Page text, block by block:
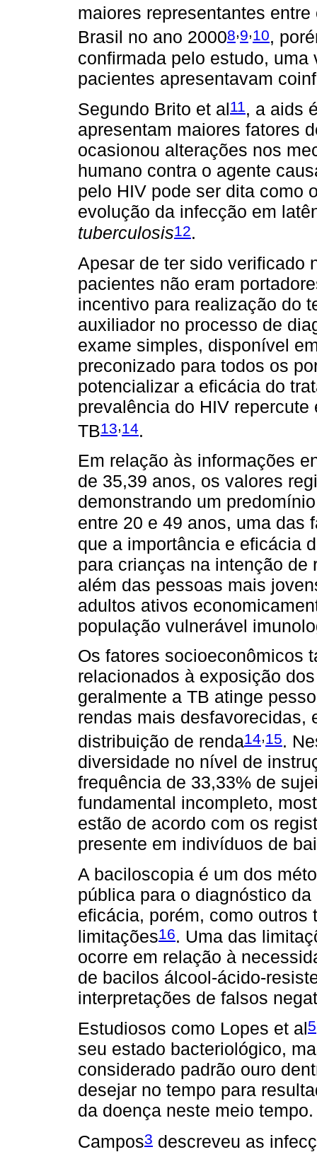
maiores representantes
Brasil no ano 20008,9,10,
confirmada pelo estudo,
pacientes apresentavam
Segundo Brito et al11, a aids
apresentam maiores fatores
ocasionou alterações nos
humano contra o agente
pelo HIV pode ser dita como
evolução da infecção em
tuberculosis12.
Apesar de ter sido verificado
pacientes não eram
incentivo para realização do
auxiliador no processo de
exame simples, disponível
preconizado para todos os
potencializar a eficácia do
prevalência do HIV
TB13,14.
Em relação às informações
de 35,39 anos, os valores
demonstrando um
entre 20 e 49 anos, uma das
que a importância e eficácia
para crianças na intenção
além das pessoas mais
adultos ativos
população vulnerável
Os fatores socioeconômicos
relacionados à exposição
geralmente a TB atinge
rendas mais desfavorecidas,
distribuição de renda14,15.
diversidade no nível de
frequência de 33,33% de
fundamental incompleto,
estão de acordo com os
presente em indivíduos de
A baciloscopia é um dos
pública para o diagnóstico
eficácia, porém, como outros
limitações16. Uma das
ocorre em relação à
de bacilos álcool-ácido-
interpretações de falsos
Estudiosos como Lopes et al5
seu estado bacteriológico,
considerado padrão ouro
desejar no tempo para
da doença neste meio tempo.
Campos3 descreveu as